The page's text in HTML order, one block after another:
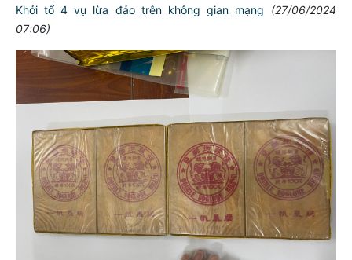
Khởi tố 4 vụ lừa đảo trên không gian mạng
(27/06/2024
07:06)